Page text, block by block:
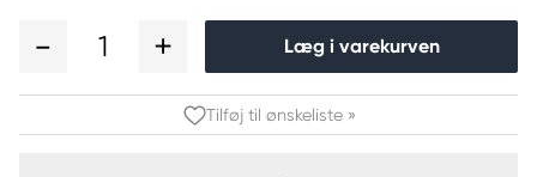
1 Læg i varekurven
Tilføj til ønskeliste »